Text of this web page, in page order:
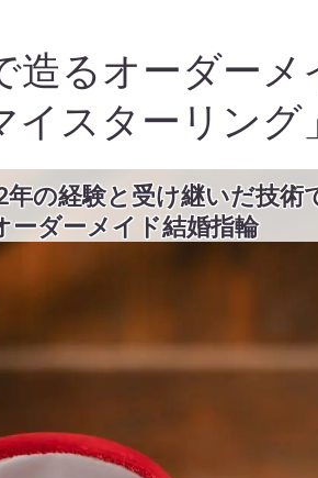
造るオーダーメ
イスターリング」
の経験と受け継いだ技術
ーダーメイド結婚指輪